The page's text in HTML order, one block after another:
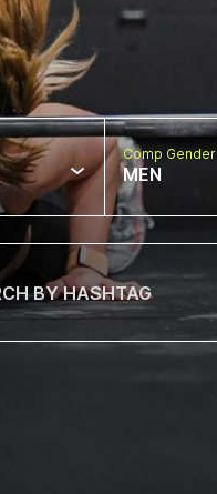
Comp Gender
MEN